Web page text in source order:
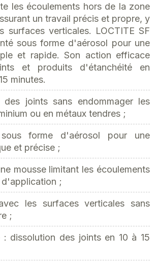
les écoulements hors de la zone
un travail précis et propre, y
surfaces verticales. LOCTITE SF
sous forme d'aérosol pour une
et rapide. Son action efficace
et produits d'étanchéité en
minutes.
joints sans endommager les
ou en métaux tendres ;
forme d'aérosol pour une
et précise ;
mousse limitant les écoulements
;
les surfaces verticales sans
;
dissolution des joints en 10 à 15